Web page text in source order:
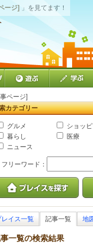
ージ] 」を見てます！
ページ]
カテゴリー
グルメ
ショッ
暮らし
医療
ニュース
フリーワード：
レイス一覧 記事一覧 地
一覧の検索結果